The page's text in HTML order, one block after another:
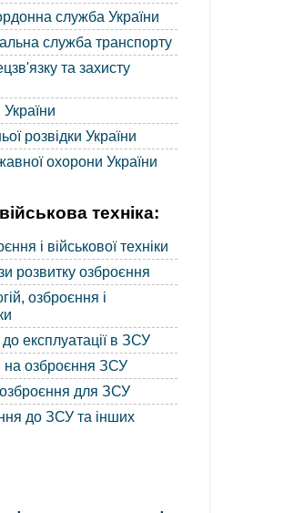
служба України
служба транспорту
та захисту
розвідки України
охорони України
техніка:
і військової техніки
розвитку озброєння
озброєння і
експлуатації в ЗСУ
на озброєння ЗСУ
для ЗСУ
до ЗСУ та інших